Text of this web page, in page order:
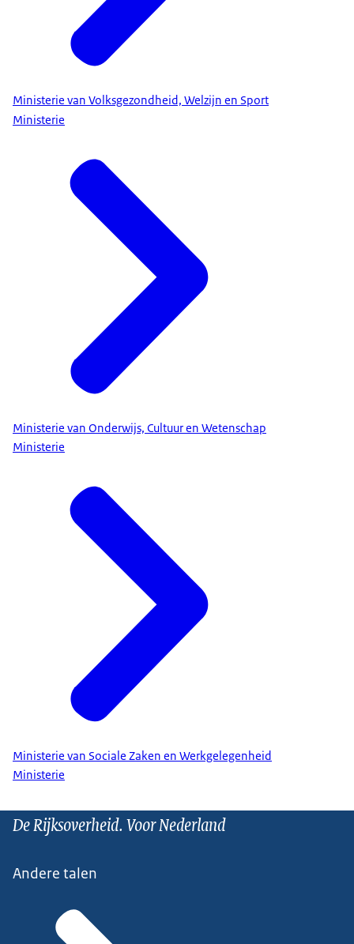
Ministerie van Volksgezondheid, Welzijn en Sport
Ministerie
Ministerie van Onderwijs, Cultuur en Wetenschap
Ministerie
Ministerie van Sociale Zaken en Werkgelegenheid
Ministerie
De Rijksoverheid. Voor Nederland
Andere talen